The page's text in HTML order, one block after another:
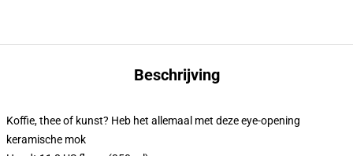
Beschrijving
Koffie, thee of kunst? Heb het allemaal met deze eye-opening
keramische mok